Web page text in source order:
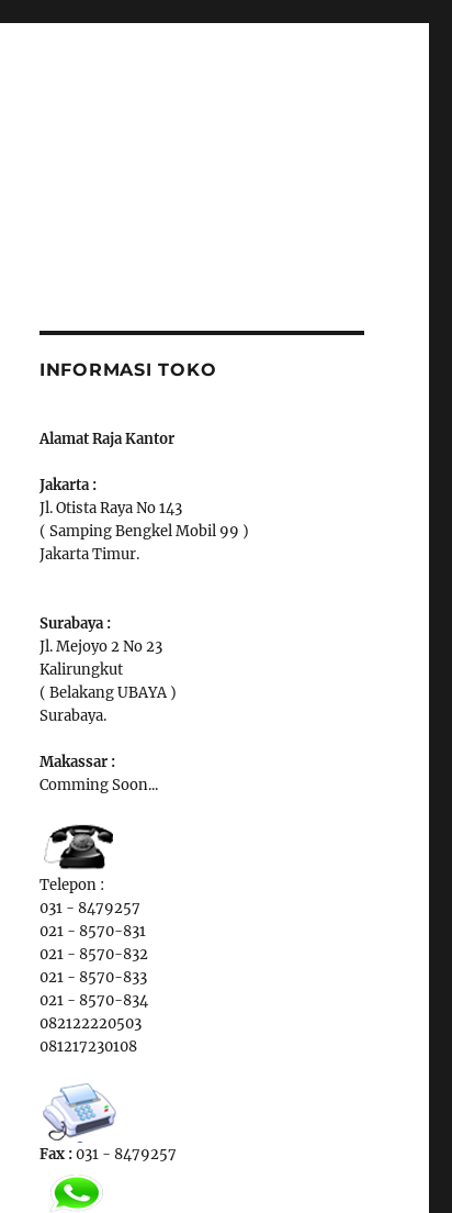
INFORMASI TOKO
Alamat Raja Kantor
Jakarta :
Jl. Otista Raya No 143
( Samping Bengkel Mobil 99 )
Jakarta Timur.
Surabaya :
Jl. Mejoyo 2 No 23
Kalirungkut
( Belakang UBAYA )
Surabaya.
Makassar :
Comming Soon...
Telepon :
031 - 8479257
021 - 8570-831
021 - 8570-832
021 - 8570-833
021 - 8570-834
082122220503
081217230108
Fax :031 - 8479257